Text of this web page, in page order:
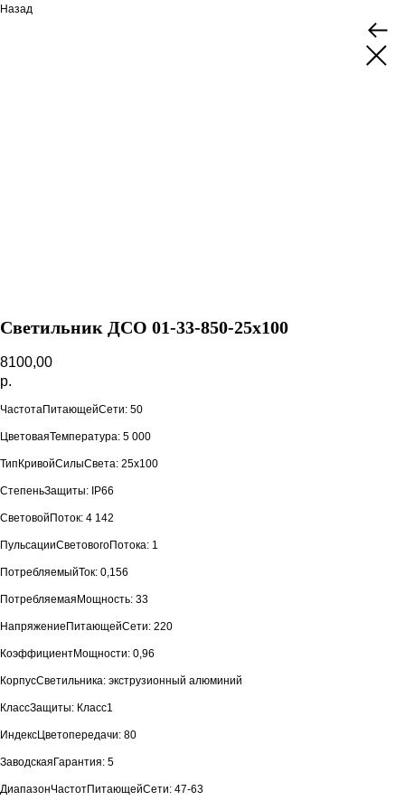
Назад
Светильник ДСО 01-33-850-25х100
8100,00
р.
ЧастотаПитающейСети: 50
ЦветоваяТемпература: 5 000
ТипКривойСилыСвета: 25х100
СтепеньЗащиты: IP66
СветовойПоток: 4 142
ПульсацииСветовогоПотока: 1
ПотребляемыйТок: 0,156
ПотребляемаяМощность: 33
НапряжениеПитающейСети: 220
КоэффициентМощности: 0,96
КорпусСветильника: экструзионный алюминий
КлассЗащиты: Класс1
ИндексЦветопередачи: 80
ЗаводскаяГарантия: 5
ДиапазонЧастотПитающейСети: 47-63